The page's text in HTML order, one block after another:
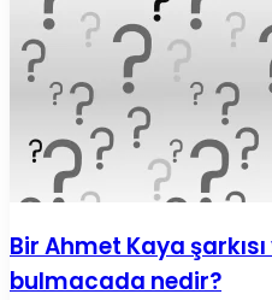
Bir Ahmet Kaya
bulmacada nedir?